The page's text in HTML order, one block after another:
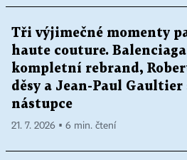
Tři výjimečné momenty
haute couture.
kompletní rebrand,
děsy a Jean-Paul
nástupce
21. 7. 2026 ▪ 6 min. čtení